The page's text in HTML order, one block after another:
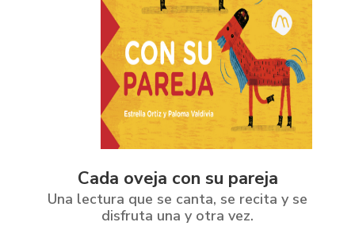
Cada oveja con su pareja
Una lectura que se canta, se recita y se
disfruta una y otra vez.